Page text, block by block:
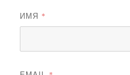
ИМЯ *